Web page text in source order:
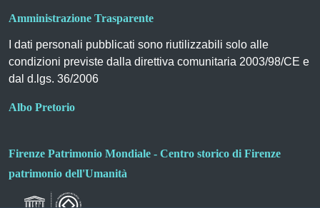
Amministrazione Trasparente
I dati personali pubblicati sono riutilizzabili solo alle
condizioni previste dalla direttiva comunitaria 2003/98/CE e
dal d.lgs. 36/2006
Albo Pretorio
Firenze Patrimonio Mondiale - Centro storico di Firenze
patrimonio dell'Umanità